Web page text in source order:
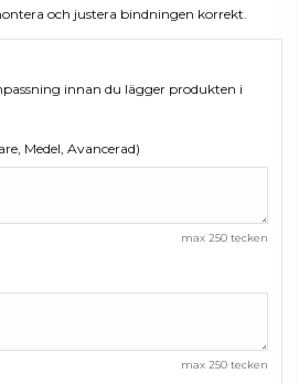
och justera bindningen korrekt.
innan du lägger produkten i
Medel, Avancerad)
max 250 tecken
max 250 tecken